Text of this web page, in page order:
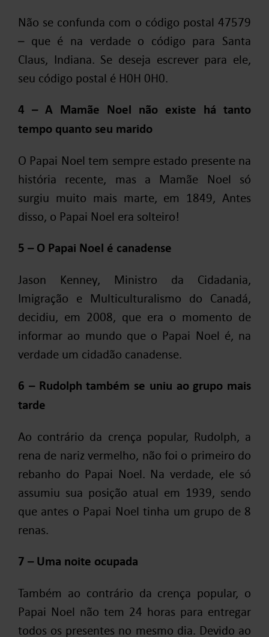
Não se confunda com o código postal 47579
– que é na verdade o código para Santa
Claus, Indiana. Se deseja escrever para ele,
seu código postal é H0H 0H0.
4 – A Mamãe Noel não existe há tanto
tempo quanto seu marido
O Papai Noel tem sempre estado presente na
história recente, mas a Mamãe Noel só
surgiu muito mais marte, em 1849, Antes
disso, o Papai Noel era solteiro!
5 – O Papai Noel é canadense
Jason Kenney, Ministro da Cidadania,
Imigração e Multiculturalismo do Canadá,
decidiu, em 2008, que era o momento de
informar ao mundo que o Papai Noel é, na
verdade um cidadão canadense.
6 – Rudolph também se uniu ao grupo mais
tarde
Ao contrário da crença popular, Rudolph, a
rena de nariz vermelho, não foi o primeiro do
rebanho do Papai Noel. Na verdade, ele só
assumiu sua posição atual em 1939, sendo
que antes o Papai Noel tinha um grupo de 8
renas.
7 – Uma noite ocupada
Também ao contrário da crença popular, o
Papai Noel não tem 24 horas para entregar
todos os presentes no mesmo dia. Devido ao